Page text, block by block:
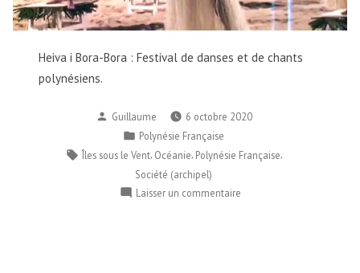
Heiva i Bora-Bora : Festival de danses et de chants
polynésiens.
Publié
par
Guillaume
6 octobre 2020
Publié
dans
Polynésie Française
Étiquettes :
Îles sous le Vent, Océanie Polynésie Française
Société (archipel)
Laisser un commentairesur